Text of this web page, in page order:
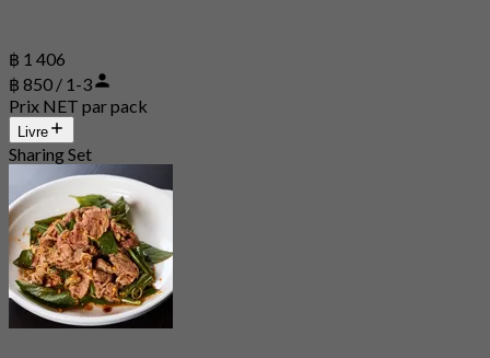
฿ 1 406
฿ 850 / 1-3
Prix NET par pack
Livre
Sharing Set